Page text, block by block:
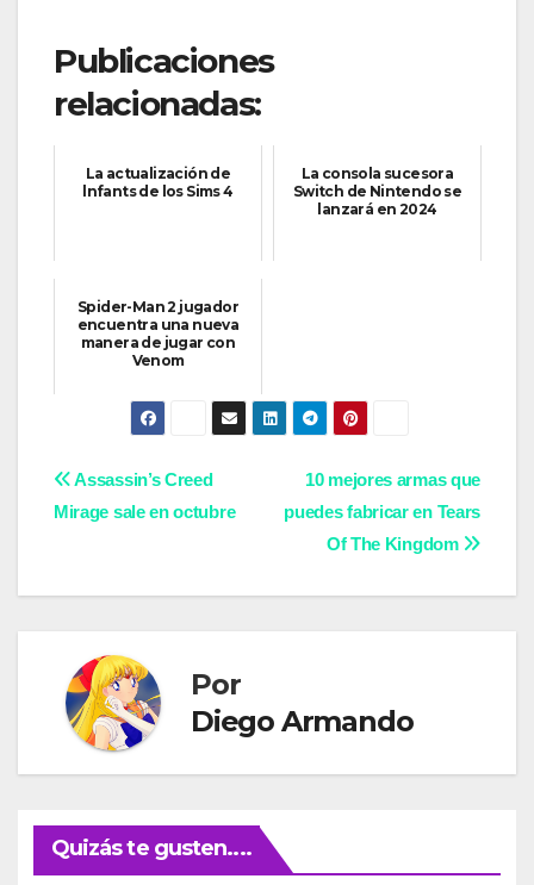
Publicaciones
relacionadas:
La actualización de
lnfants de los Sims 4
La consola sucesora
Switch de Nintendo se
lanzará en 2024
Spider-Man 2 jugador
encuentra una nueva
manera de jugar con
Venom
Navegación
de
entradas
10 mejores armas que
puedes fabricar en Tears
Of The Kingdom
Assassin’s Creed
Mirage sale en octubre
Por
Diego Armando
Quizás te gusten....